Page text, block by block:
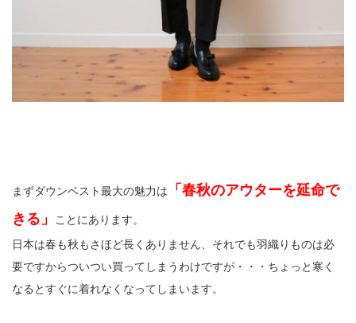
まずダウンベスト最大の魅力は
「春秋のアウターを延命で
きる」
ことにあります。
日本は春も秋もさほど長くありません、それでも羽織りものは必
要ですからついつい買ってしまうわけですが・・・ちょっと寒く
なるとすぐに着れなくなってしまいます。